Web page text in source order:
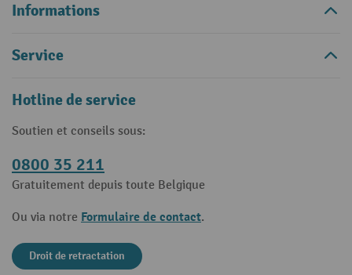
Informations
Service
Hotline de service
Soutien et conseils sous:
0800 35 211
Gratuitement depuis toute Belgique
Ou via notre Formulaire de contact.
Droit de retractation